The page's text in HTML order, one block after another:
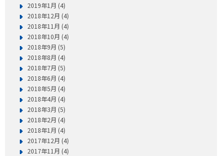
2019年1月 (4)
2018年12月 (4)
2018年11月 (4)
2018年10月 (4)
2018年9月 (5)
2018年8月 (4)
2018年7月 (5)
2018年6月 (4)
2018年5月 (4)
2018年4月 (4)
2018年3月 (5)
2018年2月 (4)
2018年1月 (4)
2017年12月 (4)
2017年11月 (4)